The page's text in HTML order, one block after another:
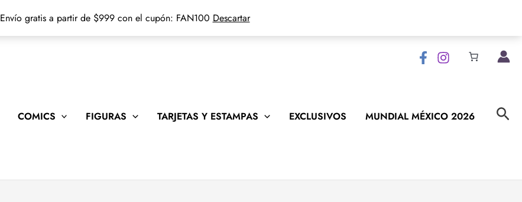
Envío gratis a partir de $999 con el cupón: FAN100 Descartar
COMICS FIGURAS TARJETAS Y ESTAMPAS EXCLUSIVOS MUNDIAL MÉXICO 2026